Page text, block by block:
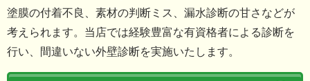
塗膜の付着不良、素材の判断ミス、漏水診断の甘さなどが
考えられます。当店では経験豊富な有資格者による診断を
行い、間違いない外壁診断を実施いたします。